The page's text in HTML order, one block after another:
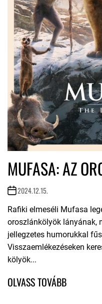
MUFASA: AZ
2024.12.15.
Rafiki elmeséli Mufasa
oroszlánkölyök lányának,
jellegzetes humorukkal
Visszaemlékezéseken
kölyök...